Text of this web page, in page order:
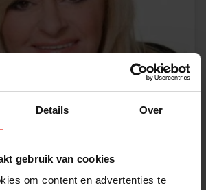
Details Over
gebruik van cookies
om content en advertenties te